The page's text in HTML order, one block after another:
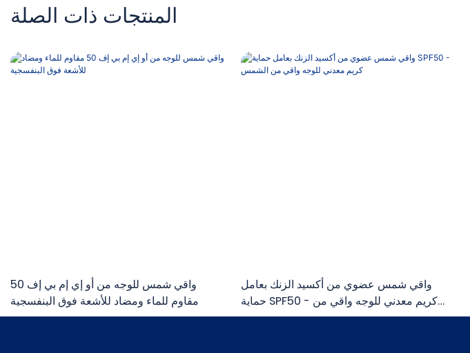
المنتجات ذات الصلة
واقي شمس للوجه من أو إي إم بي إف 50
مقاوم للماء ومضاد للأشعة فوق البنفسجية
واقي شمس عضوي من أكسيد الزنك بعامل
حماية SPF50 - كريم معدني للوجه واقي من
الشمس